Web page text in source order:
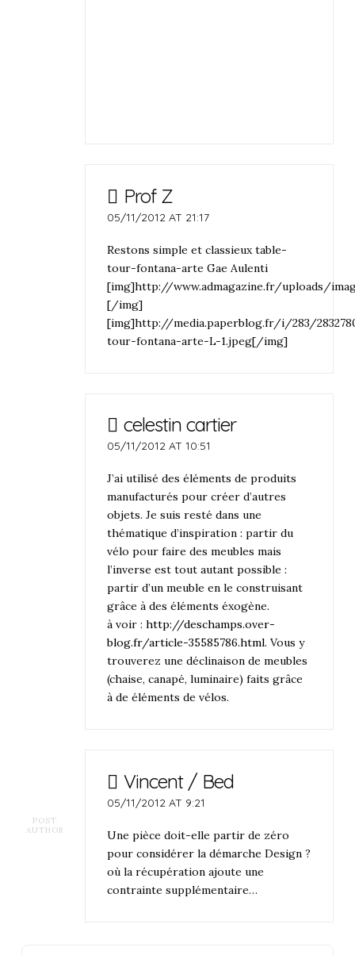
Prof Z
05/11/2012 AT 21:17
Restons simple et classieux table-
tour-fontana-arte Gae Aulenti
[img]http://www.admagazine.fr/uploads/
[/img]
[img]http://media.paperblog.fr/i/283/
tour-fontana-arte-L-1.jpeg[/img]
celestin cartier
05/11/2012 AT 10:51
J’ai utilisé des éléments de produits
manufacturés pour créer d’autres
objets. Je suis resté dans une
thématique d’inspiration : partir du
vélo pour faire des meubles mais
l’inverse est tout autant possible :
partir d’un meuble en le construisant
grâce à des éléments éxogène.
à voir :http://deschamps.over-
blog.fr/article-35585786.html. Vous y
trouverez une déclinaison de meubles
(chaise, canapé, luminaire) faits grâce
à de éléments de vélos.
POST
AUTHOR
Vincent / Bed
05/11/2012 AT 9:21
Une pièce doit-elle partir de zéro
pour considérer la démarche Design ?
où la récupération ajoute une
contrainte supplémentaire…